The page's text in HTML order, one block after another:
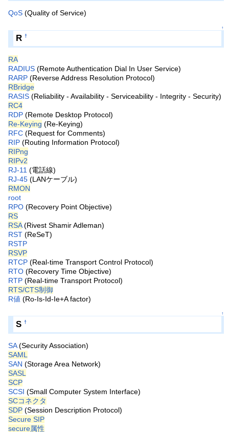
QoS (Quality of Service)
↑
R †
RA
RADIUS (Remote Authentication Dial In User Service)
RARP (Reverse Address Resolution Protocol)
RBridge
RASIS (Reliability - Availability - Serviceability - Integrity - Security)
RC4
RDP (Remote Desktop Protocol)
Re-Keying (Re-Keying)
RFC (Request for Comments)
RIP (Routing Information Protocol)
RIPng
RIPv2
RJ-11 (電話線)
RJ-45 (LANケーブル)
RMON
root
RPO (Recovery Point Objective)
RS
RSA(Rivest Shamir Adleman)
RST (ReSeT)
RSTP
RSVP
RTCP (Real-time Transport Control Protocol)
RTO (Recovery Time Objective)
RTP (Real-time Transport Protocol)
RTS/CTS制御
R値 (Ro-Is-Id-Ie+A factor)
↑
S †
SA(Security Association)
SAML
SAN (Storage Area Network)
SASL
SCP
SCSI (Small Computer System Interface)
SCコネクタ
SDP (Session Description Protocol)
Secure SIP
secure属性